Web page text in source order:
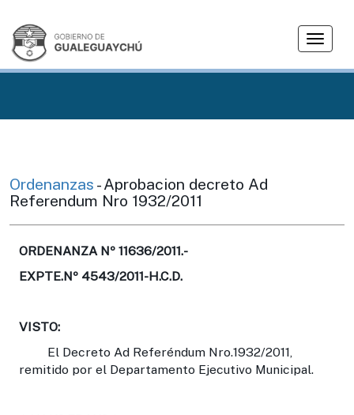
T
g
Ordenanzas - Aprobacion decreto Ad
Referendum Nro 1932/2011
ORDENANZA Nº 11636/2011.-
EXPTE.Nº 4543/2011-H.C.D.
VISTO:
El Decreto Ad Referéndum Nro.1932/2011,
remitido por el Departamento Ejecutivo Municipal.